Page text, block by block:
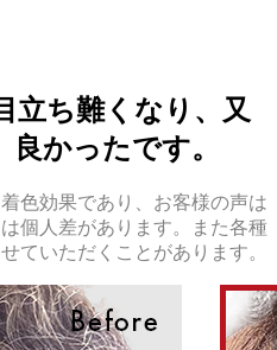
立ち難くなり、又
かったです。
色効果であり、お客様の声は
個人差があります。また各種
ていただくことがあります。